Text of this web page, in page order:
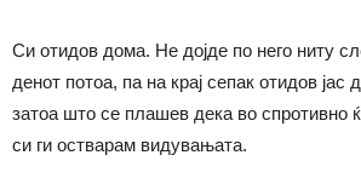
Си отидов дома. Не дојде по него ниту
денот потоа, па на крај сепак отидов јас
затоа што се плашев дека во спротивно
си ги остварам видувањата.